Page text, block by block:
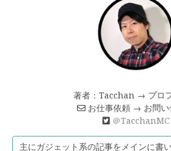
著者：Tacchan → プロ
お仕事依頼 → お問
＠TacchanMC
主にガジェット系の記事をメインに書